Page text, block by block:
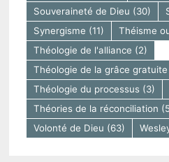
Souveraineté de Dieu (30)
Synergisme (11) Théisme
Théologie de l'alliance (2)
Théologie de la grâce gratuite
Théologie du processus(3)
Théories de la réconciliation
Volonté de Dieu (63)